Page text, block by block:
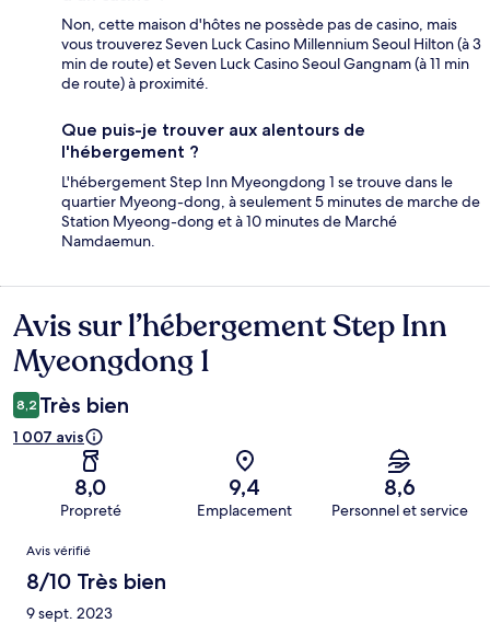
Non, cette maison d'hôtes ne possède pas de casino, mais
vous trouverez Seven Luck Casino Millennium Seoul Hilton (à 3
min de route) et Seven Luck Casino Seoul Gangnam (à 11 min
de route) à proximité.
Que puis-je trouver aux alentours de
l'hébergement ?
L'hébergement Step Inn Myeongdong 1 se trouve dans le
quartier Myeong-dong, à seulement 5 minutes de marche de
Station Myeong-dong et à 10 minutes de Marché
Namdaemun.
Avis
Avis sur l’hébergement Step Inn
Myeongdong 1
8,2 Très bien
1 007 avis
8,0
Propreté
9,4
Emplacement
8,6
Personnel et service
Avis
Avis vérifié
8/10 Très bien
9 sept. 2023